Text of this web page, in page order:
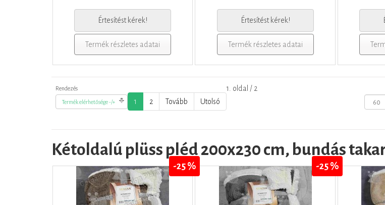
Értesítést kérek!
Termék részletes adatai
Értesítést kérek!
Termék részletes adatai
Rendezés
Termék elérhetősége -/+ 1 2 Tovább Utolsó
1. oldal / 2
Kétoldalú plüss pléd 200x230 cm, bundás
-25 % -25 %